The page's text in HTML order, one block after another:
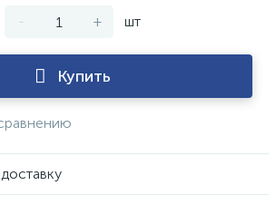
- + шт
Купить